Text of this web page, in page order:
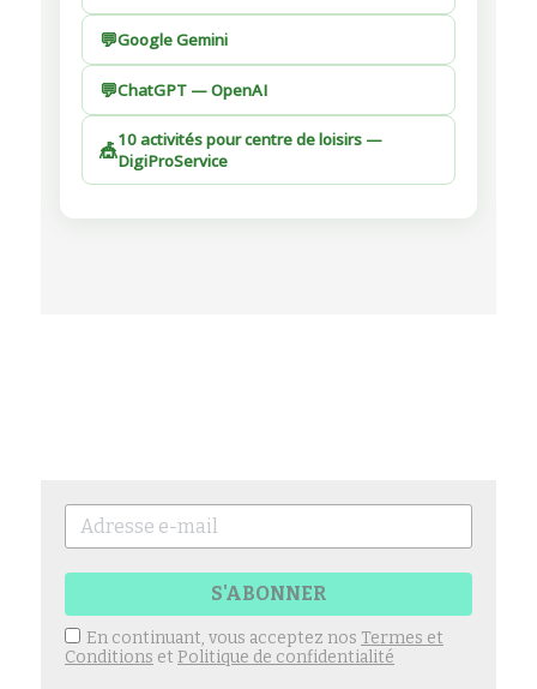
S'ABONNER
En continuant, vous acceptez nos Termes et
Conditions et Politique de confidentialité